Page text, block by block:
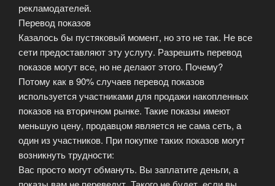
рекламодателей.
Перевод показов
Казалось бы пустяковый момент, но это не так. Не все
сети предоставляют эту услугу. Разрешить перевод
показов могут все, но не делают этого. Почему?
Потому как в 90% случаев перевод показов
используется участниками для продажи накопленных
показов на вторичном рынке. Такие показы имеют
меньшую цену, продавцом является не сама сеть, а
один из участников. При покупке таких показов могут
возникнуть трудности:
Вас просто могут обмануть. Вы заплатите деньги, а